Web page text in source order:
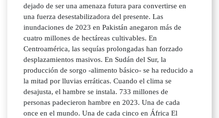
dejado de ser una amenaza futura para convertirse en
una fuerza desestabilizadora del presente. Las
inundaciones de 2023 en Pakistán anegaron más de
cuatro millones de hectáreas cultivables. En
Centroamérica, las sequías prolongadas han forzado
desplazamientos masivos. En Sudán del Sur, la
producción de sorgo -alimento básico- se ha reducido a
la mitad por lluvias erráticas. Cuando el clima se
desajusta, el hambre se instala. 733 millones de
personas padecieron hambre en 2023. Una de cada
once en el mundo. Una de cada cinco en África El